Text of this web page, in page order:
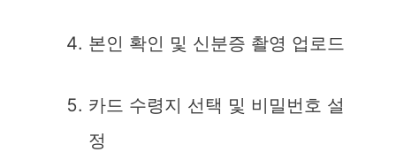
본인 확인 및 신분증 촬영 업로드
카드 수령지 선택 및 비밀번호 설
정